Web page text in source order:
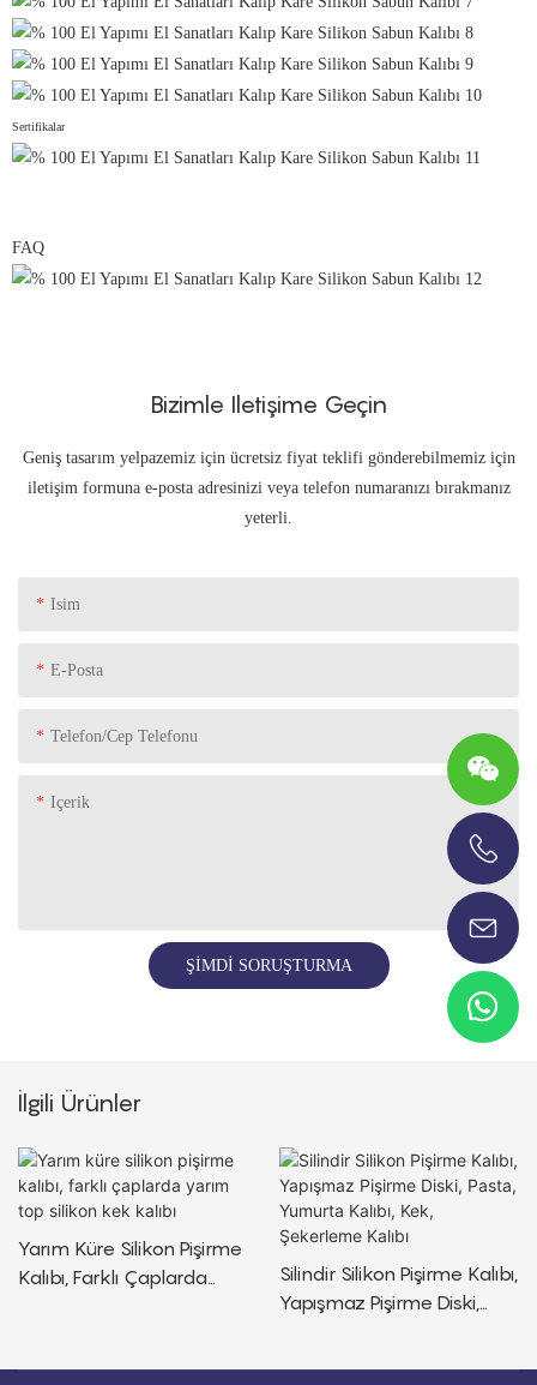
Sertifikalar
FAQ
Bizimle Iletişime Geçin
Geniş tasarım yelpazemiz için ücretsiz fiyat teklifi gönderebilmemiz için
iletişim formuna e-posta adresinizi veya telefon numaranızı bırakmanız
yeterli.
Isim
E-Posta
Telefon/Cep Telefonu
Içerik
ŞIMDI SORUŞTURMA
İlgili Ürünler
Yarım Küre Silikon Pişirme
Kalıbı, Farklı Çaplarda
Silindir Silikon Pişirme Kalıbı,
Yapışmaz Pişirme Diski,